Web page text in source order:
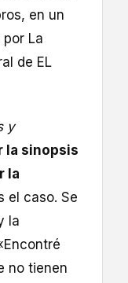
en un
La
de EL
y
la sinopsis
la
el caso. Se
la
no tienen